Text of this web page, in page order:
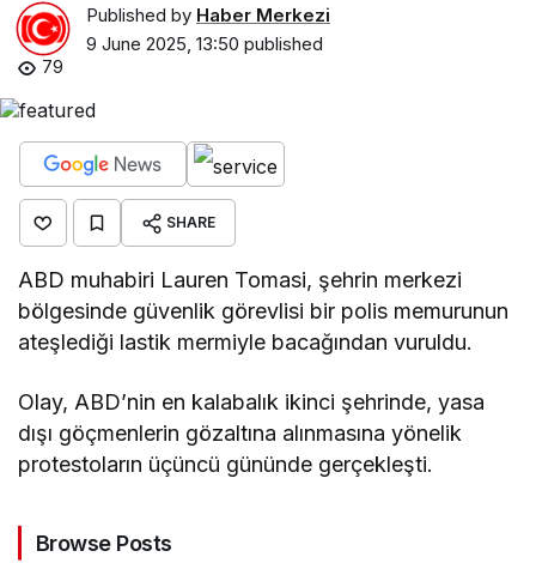
Published by Haber Merkezi
9 June 2025, 13:50 published
79
SHARE
ABD muhabiri Lauren Tomasi, şehrin merkezi
bölgesinde güvenlik görevlisi bir polis memurunun
ateşlediği lastik mermiyle bacağından vuruldu.
Olay, ABD’nin en kalabalık ikinci şehrinde, yasa
dışı göçmenlerin gözaltına alınmasına yönelik
protestoların üçüncü gününde gerçekleşti.
Browse Posts